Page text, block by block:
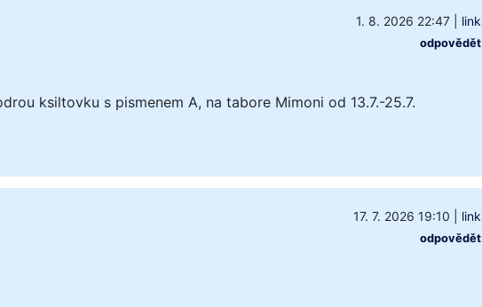
1. 8. 2026 22:47| link
odpovědět
ksiltovku s pismenem A, na tabore Mimoni od 13.7.-25.7.
17. 7. 2026 19:10 link
odpovědět